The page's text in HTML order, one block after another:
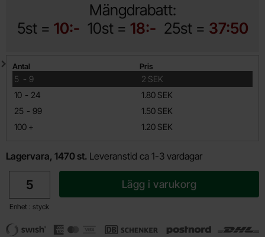
Mängdrabatt:
5st = 10:- 10st = 18:- 25st = 37:50
Mängdrabatt
Antal Pris
5 -
till 9
2 SEK
10 -
till 24
1.80 SEK
25 -
till 99
1.50 SEK
100 +
till 1.20 SEK
Lagervara, 1470 st. Leveranstid ca 1-3 vardagar
Enhet : styck
Lägg i varukorg